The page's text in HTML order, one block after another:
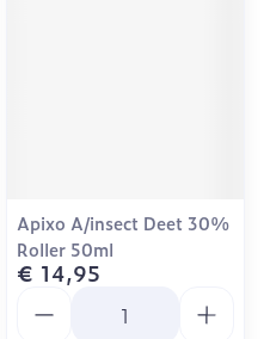
Apixo A/insect Deet 30%
Roller 50ml
€ 14,95